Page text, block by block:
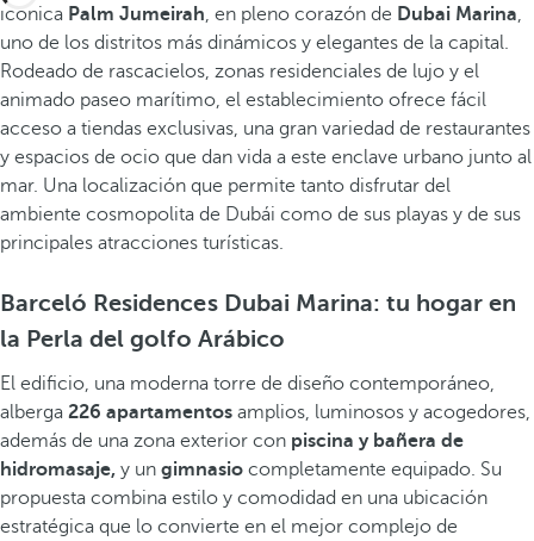
icónica Palm Jumeirah, en pleno corazón de Dubai Marina,
uno de los distritos más dinámicos y elegantes de la capital.
Rodeado de rascacielos, zonas residenciales de lujo y el
animado paseo marítimo, el establecimiento ofrece fácil
acceso a tiendas exclusivas, una gran variedad de restaurantes
y espacios de ocio que dan vida a este enclave urbano junto al
mar. Una localización que permite tanto disfrutar del
ambiente cosmopolita de Dubái como de sus playas y de sus
principales atracciones turísticas.
Barceló Residences Dubai Marina: tu hogar en
la Perla del golfo Arábico
El edificio, una moderna torre de diseño contemporáneo,
alberga 226 apartamentos amplios, luminosos y acogedores,
además de una zona exterior con piscina y bañera de
hidromasaje, y un gimnasio completamente equipado. Su
propuesta combina estilo y comodidad en una ubicación
estratégica que lo convierte en el mejor complejo de